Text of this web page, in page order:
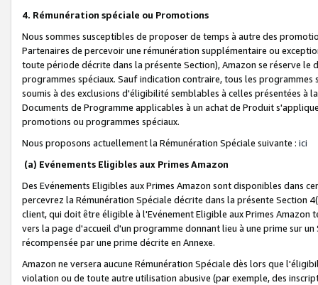
4. Rémunération spéciale ou Promotions
Nous sommes susceptibles de proposer de temps à autre des
Partenaires de percevoir une rémunération supplémentaire ou
toute période décrite dans la présente Section), Amazon se réserve
programmes spéciaux. Sauf indication contraire, tous les
soumis à des exclusions d'éligibilité semblables à celles présentées à
Documents de Programme applicables à un achat de Produit
promotions ou programmes spéciaux.
Nous proposons actuellement la Rémunération Spéciale suivante : ici
(a) Evénements Eligibles aux Primes Amazon
Des Evénements Eligibles aux Primes Amazon sont disponibles dans
percevrez la Rémunération Spéciale décrite dans la présente Section
client, qui doit être éligible à l'Evénement Eligible aux Primes Amazon
vers la page d'accueil d'un programme donnant lieu à une prime sur
récompensée par une prime décrite en Annexe.
Amazon ne versera aucune Rémunération Spéciale dès lors que
violation ou de toute autre utilisation abusive (par exemple, des